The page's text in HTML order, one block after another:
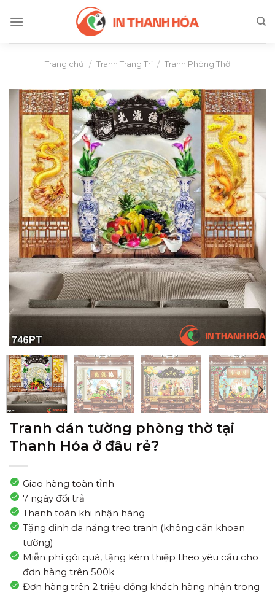
Trang chủ / Tranh Trang Trí / Tranh Phòng Thờ
Tranh dán tường phòng thờ tại
Thanh Hóa ở đâu rẻ?
Giao hàng toàn tỉnh
7 ngày đổi trả
Thanh toán khi nhận hàng
Tặng đinh đa năng treo tranh (không cần khoan
tường)
Miễn phí gói quà, tặng kèm thiệp theo yêu cầu cho
đơn hàng trên 500k
Đơn hàng trên 2 triệu đồng khách hàng nhận trong